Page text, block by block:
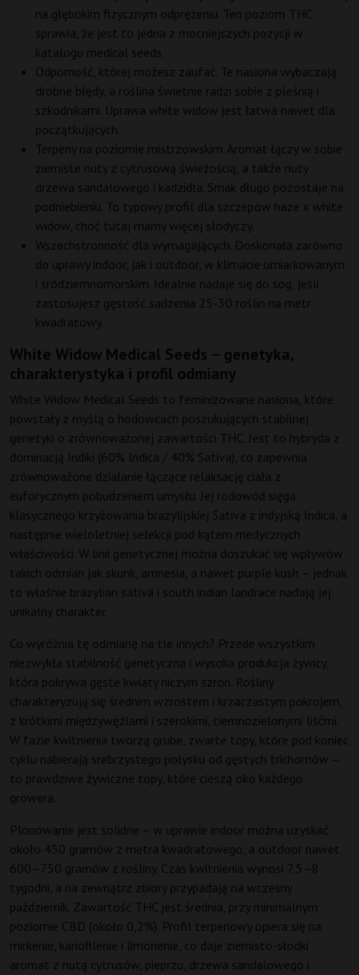
na głębokim fizycznym odprężeniu. Ten poziom THC
sprawia, że jest to jedna z mocniejszych pozycji w
katalogu medical seeds.
Odporność, której możesz zaufać. Te nasiona wybaczają
drobne błędy, a roślina świetnie radzi sobie z pleśnią i
szkodnikami. Uprawa white widow jest łatwa nawet dla
początkujących.
Terpeny na poziomie mistrzowskim. Aromat łączy w sobie
ziemiste nuty z cytrusową świeżością, a także nuty
drzewa sandalowego i kadzidła. Smak długo pozostaje na
podniebieniu. To typowy profil dla szczepów haze x white
widow, choć tutaj mamy więcej słodyczy.
Wszechstronność dla wymagających. Doskonała zarówno
do uprawy indoor, jak i outdoor, w klimacie umiarkowanym
i śródziemnomorskim. Idealnie nadaje się do sog, jeśli
zastosujesz gęstość sadzenia 25-30 roślin na metr
kwadratowy.
White Widow Medical Seeds – genetyka,
charakterystyka i profil odmiany
White Widow Medical Seeds to feminizowane nasiona, które
powstały z myślą o hodowcach poszukujących stabilnej
genetyki o zrównoważonej zawartości THC. Jest to hybryda z
dominacją Indiki (60% Indica / 40% Sativa), co zapewnia
zrównoważone działanie łączące relaksację ciała z
euforycznym pobudzeniem umysłu. Jej rodowód sięga
klasycznego krzyżowania brazylijskiej Sativa z indyjską Indica, a
następnie wieloletniej selekcji pod kątem medycznych
właściwości. W linii genetycznej można doszukać się wpływów
takich odmian jak skunk, amnesia, a nawet purple kush – jednak
to właśnie brazylian sativa i south indian landrace nadają jej
unikalny charakter.
Co wyróżnia tę odmianę na tle innych? Przede wszystkim
niezwykła stabilność genetyczna i wysoka produkcja żywicy,
która pokrywa gęste kwiaty niczym szron. Rośliny
charakteryzują się średnim wzrostem i krzaczastym pokrojem,
z krótkimi międzywęźlami i szerokimi, ciemnozielonymi liśćmi.
W fazie kwitnienia tworzą grube, zwarte topy, które pod koniec
cyklu nabierają srebrzystego połysku od gęstych trichomów –
to prawdziwe żywiczne topy, które cieszą oko każdego
growera.
Plonowanie jest solidne – w uprawie indoor można uzyskać
około 450 gramów z metra kwadratowego, a outdoor nawet
600–750 gramów z rośliny. Czas kwitnienia wynosi 7,5–8
tygodni, a na zewnątrz zbiory przypadają na wczesny
październik. Zawartość THC jest średnia, przy minimalnym
poziomie CBD (około 0,2%). Profil terpenowy opiera się na
mirkenie, kariofilenie i limonenie, co daje ziemisto-słodki
aromat z nutą cytrusów, pieprzu, drzewa sandalowego i